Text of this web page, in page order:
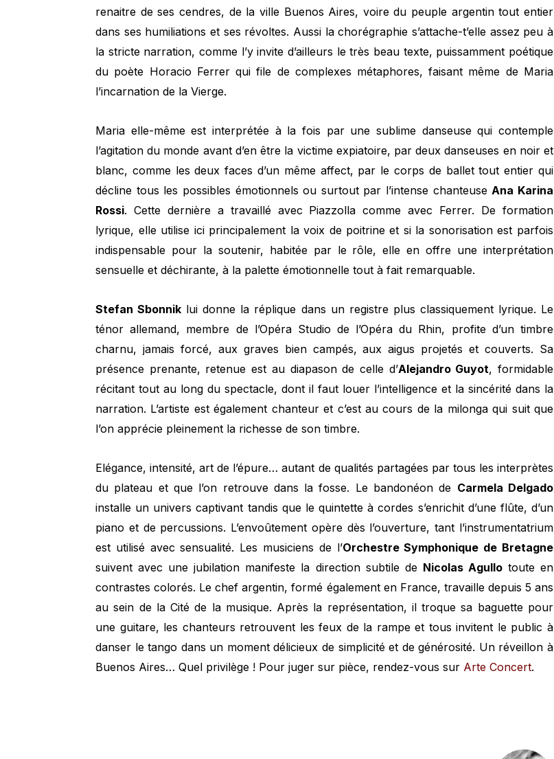
renaitre de ses cendres, de la ville Buenos Aires, voire du peuple argentin tout entier
dans ses humiliations et ses révoltes. Aussi la chorégraphie s’attache-t’elle assez peu à
la stricte narration, comme l’y invite d’ailleurs le très beau texte, puissamment poétique
du poète Horacio Ferrer qui file de complexes métaphores, faisant même de Maria
l’incarnation de la Vierge.
Maria elle-même est interprétée à la fois par une sublime danseuse qui contemple
l’agitation du monde avant d’en être la victime expiatoire, par deux danseuses en noir et
blanc, comme les deux faces d’un même affect, par le corps de ballet tout entier qui
décline tous les possibles émotionnels ou surtout par l’intense chanteuseAna Karina
Rossi. Cette dernière a travaillé avec Piazzolla comme avec Ferrer. De formation
lyrique, elle utilise ici principalement la voix de poitrine et si la sonorisation est parfois
indispensable pour la soutenir, habitée par le rôle, elle en offre une interprétation
sensuelle et déchirante, à la palette émotionnelle tout à fait remarquable.
Stefan Sbonnik lui donne la réplique dans un registre plus classiquement lyrique. Le
ténor allemand, membre de l’Opéra Studio de l’Opéra du Rhin, profite d’un timbre
charnu, jamais forcé, aux graves bien campés, aux aigus projetés et couverts. Sa
présence prenante, retenue est au diapason de celle d’Alejandro Guyot, formidable
récitant tout au long du spectacle, dont il faut louer l’intelligence et la sincérité dans la
narration. L’artiste est également chanteur et c’est au cours de la milonga qui suit que
l’on apprécie pleinement la richesse de son timbre.
Elégance, intensité, art de l’épure… autant de qualités partagées par tous les interprètes
du plateau et que l’on retrouve dans la fosse. Le bandonéon de Carmela Delgado
installe un univers captivant tandis que le quintette à cordes s’enrichit d’une flûte, d’un
piano et de percussions. L’envoûtement opère dès l’ouverture, tant l’instrumentatrium
est utilisé avec sensualité. Les musiciens de l’Orchestre Symphonique de Bretagne
suivent avec une jubilation manifeste la direction subtile de Nicolas Agullotoute en
contrastes colorés. Le chef argentin, formé également en France, travaille depuis 5 ans
au sein de la Cité de la musique. Après la représentation, il troque sa baguette pour
une guitare, les chanteurs retrouvent les feux de la rampe et tous invitent le public à
danser le tango dans un moment délicieux de simplicité et de générosité. Un réveillon à
Buenos Aires… Quel privilège ! Pour juger sur pièce, rendez-vous sur Arte Concert.